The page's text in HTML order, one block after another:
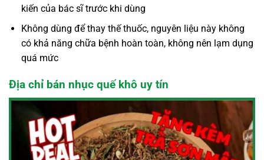
kiến của bác sĩ trước khi dùng
Không dùng để thay thế thuốc, nguyên liệu này không
có khả năng chữa bệnh hoàn toàn, không nên lạm dụng
quá mức
Địa chỉ bán nhục quế khô uy tín